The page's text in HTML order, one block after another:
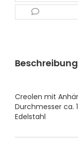
Beschreibung
Creolen mit
Durchmesser ca.
​Edelstahl